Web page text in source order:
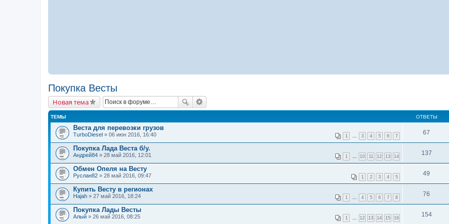
Покупка Весты
Новая тема
ТЕМЫ ОТВЕТЫ
Веста для перевозки грузов
1 … 3 4 5 6 7
TurboDiesel » 06 июн 2016, 16:40 67
Покупка Лада Веста б/у.
1 … 10 11 12 13 14
Андрей84 » 28 май 2016, 12:01 137
Обмен Опеля на Весту
1 2 3 4 5
Руслан82 » 28 май 2016, 09:47 49
Купить Весту в регионах
1 … 4 5 6 7 8
Hajah » 27 май 2016, 18:24 76
Покупка Лады Весты
1 … 12 13 14 15 16
Алый » 26 май 2016, 08:25 154